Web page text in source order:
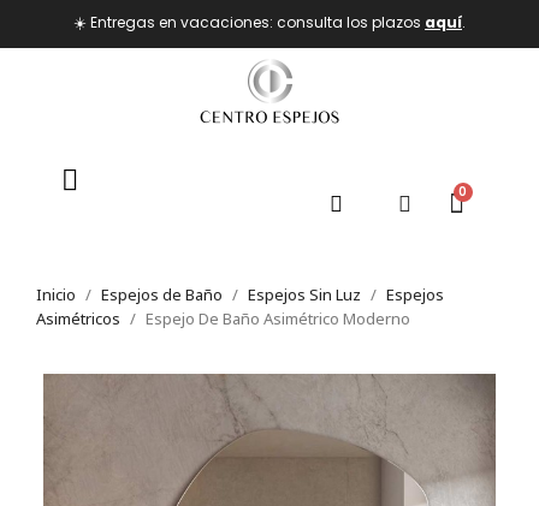
☀️ Entregas en vacaciones: consulta los plazos aquí.
Inicio Espejos de Baño Espejos Sin Luz
Espejos
Asimétricos
Espejo De Baño Asimétrico Moderno